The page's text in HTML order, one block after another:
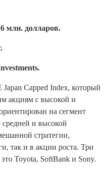
млн. долларов.
Capped Index, который
акциям с высокой и
на сегмент
и высокой
стратегии,
так и в акции роста. Три
Toyota, SoftBank и Sony.